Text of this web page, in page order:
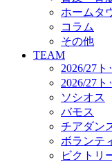
SCHEDULE
2026/27
練習見学
TICKET
奈良クラ
合観戦チ
奈良クラ
「鹿パス」
観戦ルー
2026/27
ホームタ
コラム
その他
TEAM
2026/27
2026/27
ソシオス
バモス
チアダン
ボランテ
ビクトリ